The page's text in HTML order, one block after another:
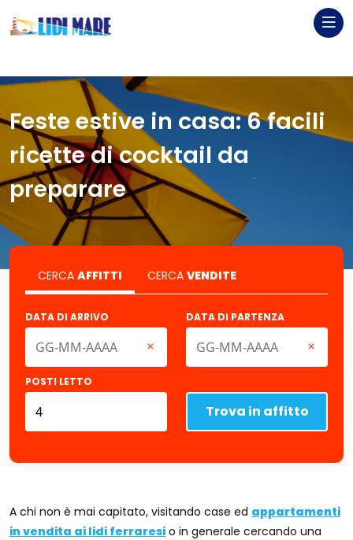
Feste estive in casa: 6 facili
ricette di cocktail da
preparare
CERCA AFFITTI CERCA VENDITE
DATA DI ARRIVO DATA DI PARTENZA
POSTI LETTO
Trova in affitto
A chi non è mai capitato, visitando case ed appartamenti
in vendita ai lidi ferraresi o in generale cercando una